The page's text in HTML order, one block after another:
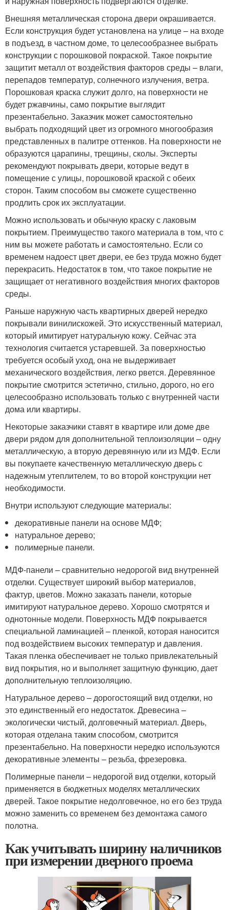
Внешняя металлическая сторона двери окрашивается.
Если конструкция будет установлена на улице – на входе
в подъезд, в частном доме, то целесообразнее выбрать
конструкции с порошковой покраской. Такое покрытие
защитит металл от воздействия факторов среды – влаги,
перепадов температур, солнечного излучения, ветра.
Порошковая краска служит долго, на поверхности не
будет ржавчины, само покрытие выглядит
презентабельно. Заказчик может самостоятельно
выбрать подходящий цвет из огромного многообразия
представленных в палитре оттенков. На поверхности не
образуются царапины, трещины, сколы. Эксперты
рекомендуют покрывать двери, которые ведут в
помещение с улицы, порошковой краской с обеих
сторон. Таким способом вы сможете существенно
продлить срок их эксплуатации.
Можно использовать и обычную краску с лаковым
покрытием. Преимущество такого материала в том, что с
ним вы можете работать и самостоятельно. Если со
временем надоест цвет двери, ее без труда можно будет
перекрасить. Недостаток в том, что такое покрытие не
защищает от негативного воздействия многих факторов
среды.
Раньше наружную часть квартирных дверей нередко
покрывали винилискожей. Это искусственный материал,
который имитирует натуральную кожу. Сейчас эта
технология считается устаревшей. За поверхностью
требуется особый уход, она не выдерживает
механического воздействия, легко рвется. Деревянное
покрытие смотрится эстетично, стильно, дорого, но его
целесообразно использовать только с внутренней части
дома или квартиры.
Некоторые заказчики ставят в квартире или доме две
двери рядом для дополнительной теплоизоляции – одну
металлическую, а вторую деревянную или из МДФ. Если
вы покупаете качественную металлическую дверь с
надежным утеплителем, то во второй конструкции нет
необходимости.
Внутри используют следующие материалы:
декоративные панели на основе МДФ;
натуральное дерево;
полимерные панели.
МДФ-панели – сравнительно недорогой вид внутренней
отделки. Существует широкий выбор материалов,
фактур, цветов. Можно заказать панели, которые
имитируют натуральное дерево. Хорошо смотрятся и
однотонные модели. Поверхность МДФ покрывается
специальной ламинацией – пленкой, которая наносится
под воздействием высоких температур и давления.
Такая пленка обеспечивает не только привлекательный
вид покрытия, но и выполняет защитную функцию, дает
дополнительную теплоизоляцию.
Натуральное дерево – дорогостоящий вид отделки, но
это единственный его недостаток. Древесина –
экологически чистый, долговечный материал. Дверь,
которая отделана таким способом, смотрится
презентабельно. На поверхности нередко используются
декоративные элементы – резьба, фрезеровка.
Полимерные панели – недорогой вид отделки, который
применяется в бюджетных моделях металлических
дверей. Такое покрытие недолговечное, но его без труда
можно заменить со временем без демонтажа самого
полотна.
Как учитывать ширину наличников
при измерении дверного проема